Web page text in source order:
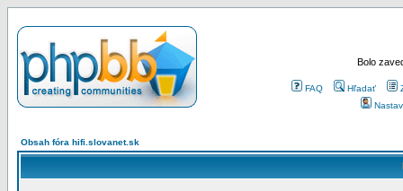
Bolo
FAQ Hľadať
Obsah fóra hifi.slovanet.sk